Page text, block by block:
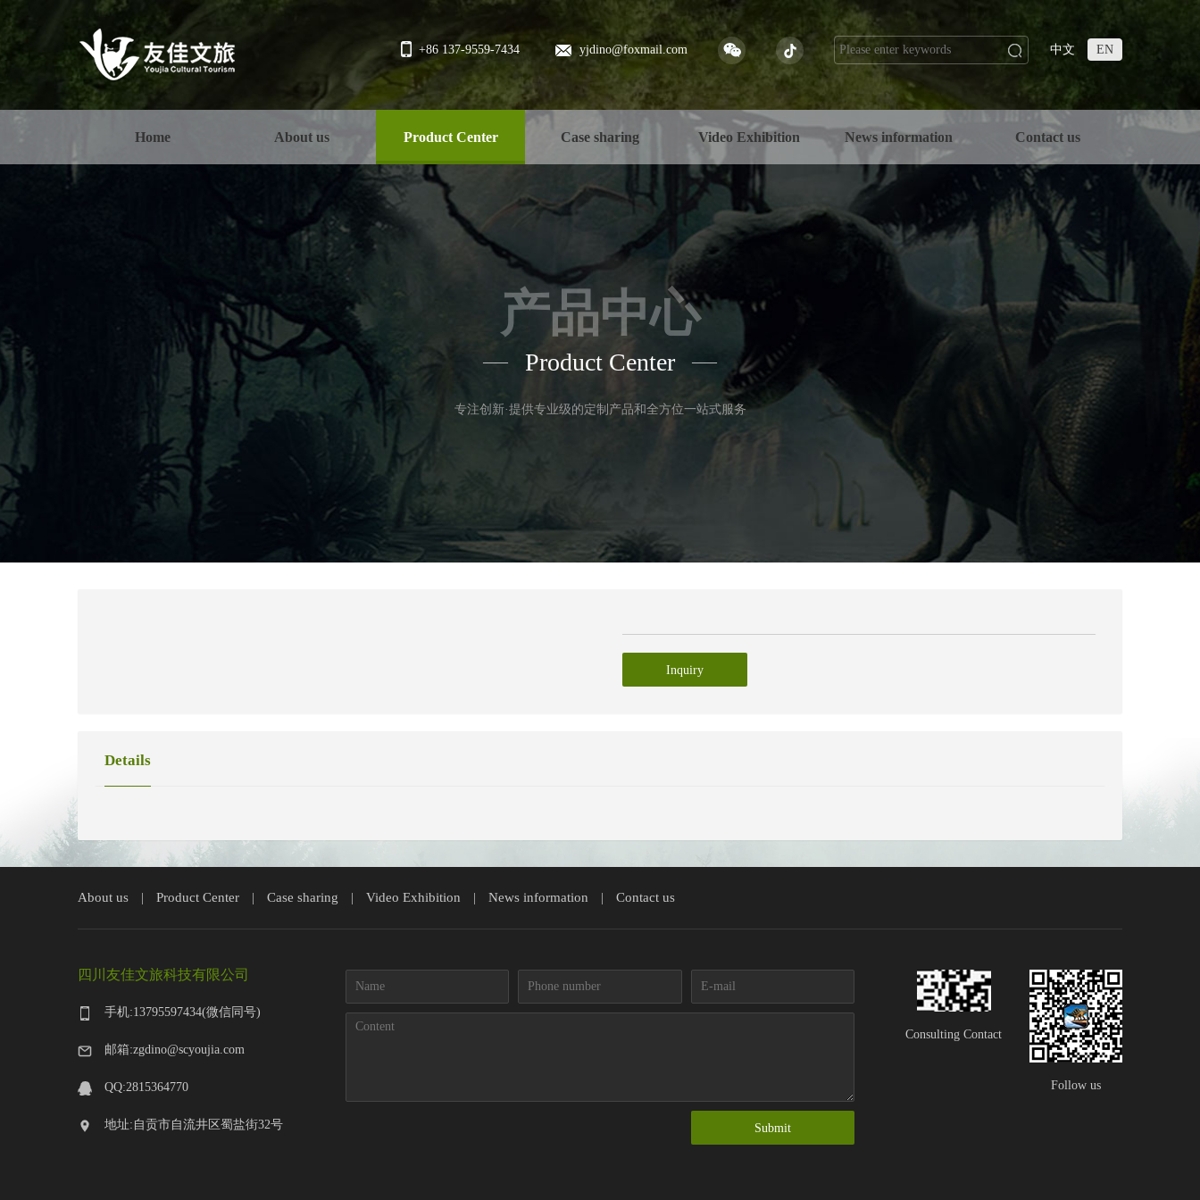
+86 137-9559-7434 yjdino@foxmail.com 中文 EN
Home About us Product Center Case sharing Video Exhibition News information Contact us
产品中心
—— Product Center ——
专注创新·提供专业级的定制产品和全方位一站式服务
Inquiry
Details
About us Product Center Case sharing Video Exhibition News information Contact us
四川友佳文旅科技有限公司
手机:13795597434(微信同号)
邮箱:zgdino@scyoujia.com
QQ:2815364770
地址:自贡市自流井区蜀盐街32号
Consulting Contact
Follow us
Submit